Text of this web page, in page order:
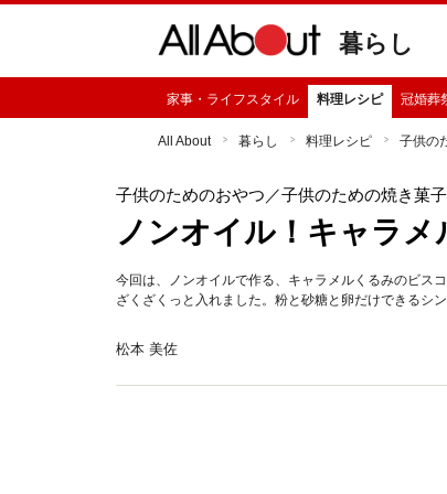
暮らし
家事・ライフスタイル 料理レシピ 冠婚葬
All About 暮らし 料理レシピ 子供の
子供のためのおやつ ／子供のための焼き菓子
ノンオイル！キャラ
今回は、ノンオイルで作る、キャラメルくるみのビス
ざくざくっと入れました。粉と砂糖と卵だけできるシ
松本 美佐